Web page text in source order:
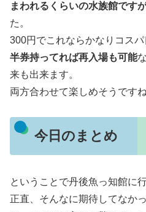
まわれるくらいの水族館です
た。
300円でこれならかなりコスパ
半券持ってれば再入場も可能
来も出来ます。
両方合わせて楽しめそうですね
今日のまとめ
ということで丹後魚っ知館に
正直、そんなに期待してなか